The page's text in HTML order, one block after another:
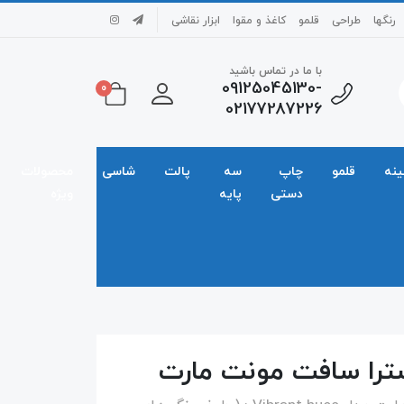
رنگها طراحی قلمو کاغذ و مقوا ابزار نقاشی
با ما در تماس باشید
09125045130-
02177287226
0
قلمو
چاپ
دستی
سه
پایه
پالت شاسی